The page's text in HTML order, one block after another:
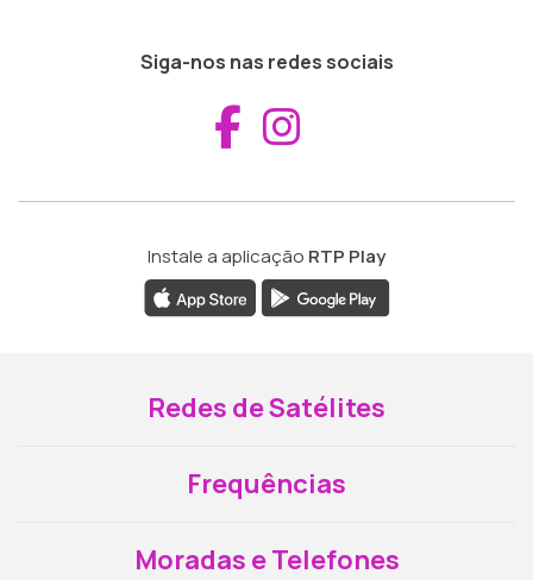
Siga-nos nas redes sociais
Aceder ao
Instale a aplicação RTP Play
Redes de Satélites
Frequências
Moradas e Telefones